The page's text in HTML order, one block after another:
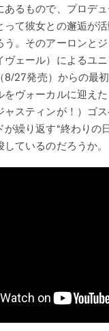
あるもので、プロデ
って彼女との邂逅が
う。そのアーロンと
ヴェール）によるユ
8/27発売）からの最
をヴォーカルに迎え
ャスティンが！）ゴ
繰り返す“終わりの
ているのだろうか。